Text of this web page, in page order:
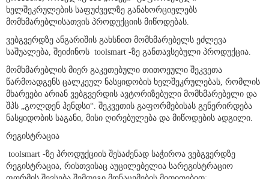
კომპანია, რომელიც შპს „ონვეი“ გაფორმებული
ხელშეკრულების საფუძველზე განახორციელებს
მომხმარებლისათვის პროდუქციის მიწოდებას.
ვებგვერდზე ანგარიშის გახსნით მომხმარებელს ეძლევა
საშუალება, შეიძინოს toolsmart -ზე განთავსებული პროდუქცია.
მომხმარებლის მიერ გაკეთებული თითოეული შეკვეთა
წარმოადგენს ცალკეულ ნასყიდობის ხელშეკრულებას, რომლის
მხარეები არიან ვებგვერდის ავტორიზებული მომხმარებელი და
შპს „გოლდენ ჰენდსი“. შეკვეთის გაფორმებისას გენერირდება
ნასყიდობის საგანი, მისი ღირებულება და მიწოდების ადგილი.
რეგისტრაცია
toolsmart -ზე პროდუქციის შესაძენად საჭიროა ვებგვერდზე
რეგისტრაცია, რისთვისაც აუცილებელია სარეგისტრაციო